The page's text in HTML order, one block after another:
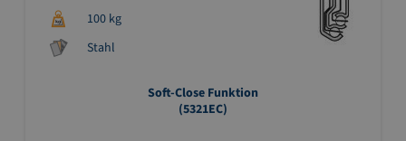
100 kg
Stahl
Soft-Close Funktion
(5321EC)